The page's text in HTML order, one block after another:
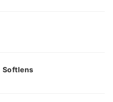
Softlens